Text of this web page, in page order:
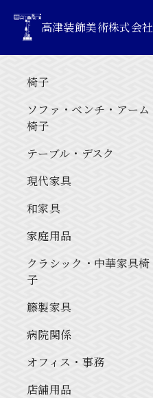
高津装飾美術株式会社
椅子
ソファ・ベンチ・アーム
椅子
テーブル・デスク
現代家具
和家具
家庭用品
クラシック・中華家具椅
子
籐製家具
病院関係
オフィス・事務
店舗用品